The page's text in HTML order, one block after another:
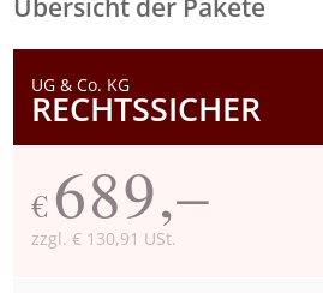
Übersicht der Pakete
UG & Co. KG
RECHTSSICHER
€ 689,–
zzgl. € 130,91 USt.